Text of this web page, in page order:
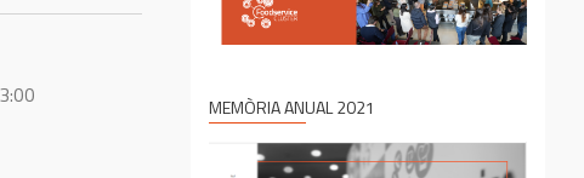
MEMÒRIA ANUAL 2021